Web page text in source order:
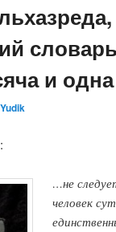
и
…не
человек